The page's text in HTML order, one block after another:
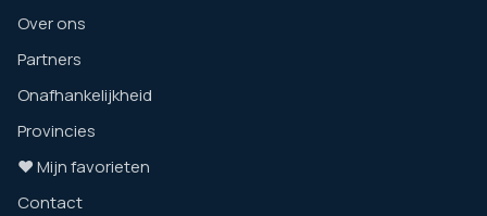
Over ons
Partners
Onafhankelijkheid
Provincies
❤️ Mijn favorieten
Contact